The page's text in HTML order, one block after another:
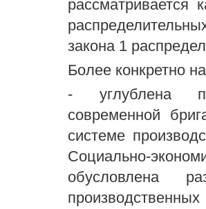
рассматривается
закона 1
Более конкретно
- углублена
современной
системе
Социально-
обусловлена